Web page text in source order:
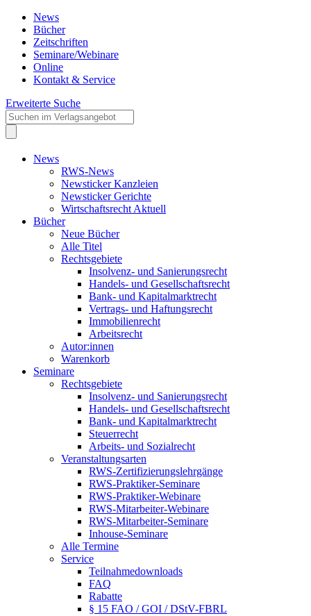
News
Bücher
Zeitschriften
Seminare/Webinare
Online
Kontakt & Service
Erweiterte Suche
News
RWS-News
Newsticker Kanzleien
Newsticker Gerichte
Wirtschaftsrecht Aktuell
Bücher
Neue Bücher
Alle Titel
Rechtsgebiete
Insolvenz- und Sanierungsrecht
Handels- und Gesellschaftsrecht
Bank- und Kapitalmarktrecht
Vertrags- und Haftungsrecht
Immobilienrecht
Arbeitsrecht
Autor:innen
Warenkorb
Seminare
Rechtsgebiete
Insolvenz- und Sanierungsrecht
Handels- und Gesellschaftsrecht
Bank- und Kapitalmarktrecht
Steuerrecht
Arbeits- und Sozialrecht
Veranstaltungsarten
RWS-Zertifizierungslehrgänge
RWS-Praktiker-Seminare
RWS-Praktiker-Webinare
RWS-Mitarbeiter-Webinare
RWS-Mitarbeiter-Seminare
Inhouse-Seminare
Alle Termine
Service
Teilnahmedownloads
FAQ
Rabatte
§ 15 FAO / GOI / DStV-FBRL